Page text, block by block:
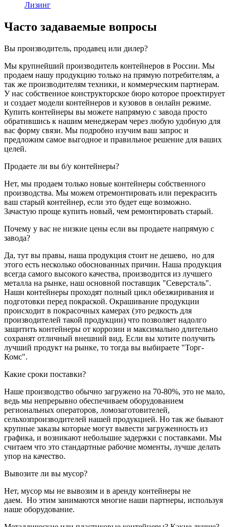
Лизинг
Часто задаваемые вопросы
Вы производитель, продавец или дилер?
Мы крупнейший производитель контейнеров в России. Мы
продаем нашу продукцию только на прямую потребителям, а
так же производителям техники, и коммерческим партнерам.
У нас собственное конструкторское бюро которое проектирует
и создает модели контейнеров и кузовов в онлайн режиме.
Купить контейнеры вы можете напрямую с завода просто
обратившись к нашим менеджерам через любую удобную для
вас форму связи. Мы подробно изучим ваш запрос и
предложим самое выгодное и правильное решение для ваших
целей.
Продаете ли вы б/у контейнеры?
Нет, мы продаем только новые контейнеры собственного
производства. Мы можем отремонтировать или перекрасить
ваш старый контейнер, если это будет еще возможно.
Зачастую проще купить новый, чем ремонтировать старый.
Почему у вас не низкие цены если вы продаете напрямую с
завода?
Да, тут вы правы, наша продукция стоит не дешево, но для
этого есть несколько обоснованных причин. Наша продукция
всегда самого высокого качества, производится из лучшего
металла на рынке, наш основной поставщик "Северсталь".
Наши контейнеры проходят полный цикл обезжиривания и
подготовки перед покраской. Окрашивание продукции
происходит в покрасочных камерах (это редкость для
производителей такой продукции) что позволяет надолго
защитить контейнеры от коррозии и максимально длительно
сохранят отличный внешний вид. Если вы хотите получить
лучший продукт на рынке, то тогда вы выбираете "Торг-
Комс".
Какие сроки поставки?
Наше производство обычно загружено на 70-80%, это не мало,
ведь мы непрерывно обеспечиваем оборудованием
региональных операторов, ломозаготовителей,
сельхозпроизводителей нашей продукцией. Но так же бывают
крупные заказы которые могут вывести загруженность из
графика, и возникают небольшие задержки с поставками. Мы
считаем что это стандартные рабочие моменты, лучше делать
упор на качество.
Вывозите ли вы мусор?
Нет, мусор мы не вывозим и в аренду контейнеры не
даем. Но этим занимаются многие наши партнеры, используя
наше оборудование.